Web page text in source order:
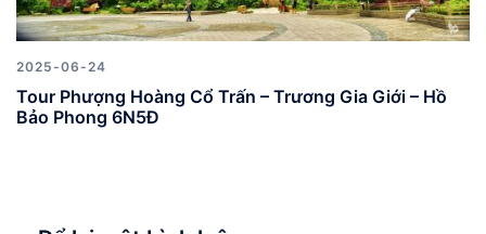
2025-06-24
Tour Phượng Hoàng Cổ Trấn – Trương Gia Giới – Hồ
Bảo Phong 6N5Đ